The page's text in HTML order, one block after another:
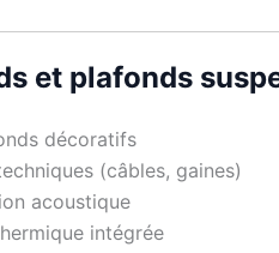
et plafonds
décoratifs
(câbles, gaines)
acoustique
intégrée